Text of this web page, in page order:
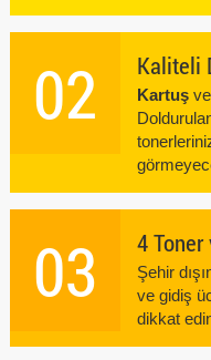
02 Kaliteli
Kartuş
03 4
Şehir
ve gidiş
dikkat